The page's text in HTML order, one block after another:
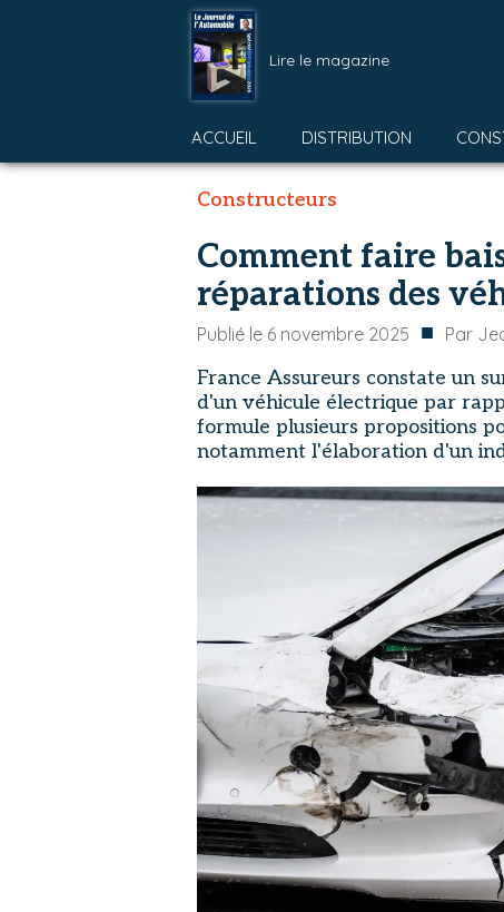
Lire le magazine
ACCUEIL DISTRIBUTION
Constructeurs
Comment faire
réparations des
Publié le 6 novembre 2025 ■ Par
France Assureurs constate un
d'un véhicule électrique par
formule plusieurs propositions
notamment l'élaboration d'un